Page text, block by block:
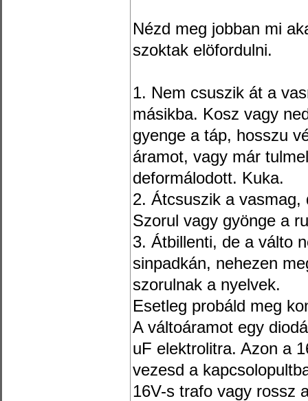
Nézd meg jobban mi
szoktak elöfordulni.
1. Nem csuszik át a
másikba. Kosz vagy
gyenge a táp, hosszu
áramot, vagy már
deformálodott. Kuka.
2. Átcsuszik a
Szorul vagy gyönge a
3. Átbillenti, de a válto
sinpadkán, nehezen
szorulnak a nyelvek.
Esetleg probáld meg
A váltoáramot egy
uF elektrolitra. Azon a
vezesd a
16V-s trafo vagy rossz